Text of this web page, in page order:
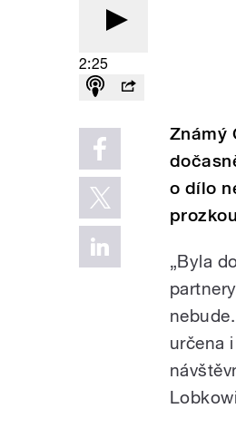
2:25
Známý
o dílo
„Byla
určena